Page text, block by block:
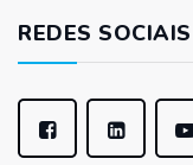
REDES SOCIAIS